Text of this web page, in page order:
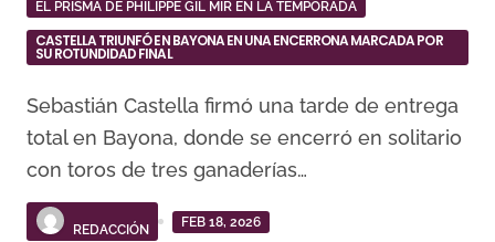
EL PRISMA DE PHILIPPE GIL MIR EN LA TEMPORADA
CASTELLA TRIUNFÓ EN BAYONA EN UNA ENCERRONA MARCADA POR
SU ROTUNDIDAD FINAL
Sebastián Castella firmó una tarde de entrega
total en Bayona, donde se encerró en solitario
con toros de tres ganaderías…
REDACCIÓN
FEB 18, 2026